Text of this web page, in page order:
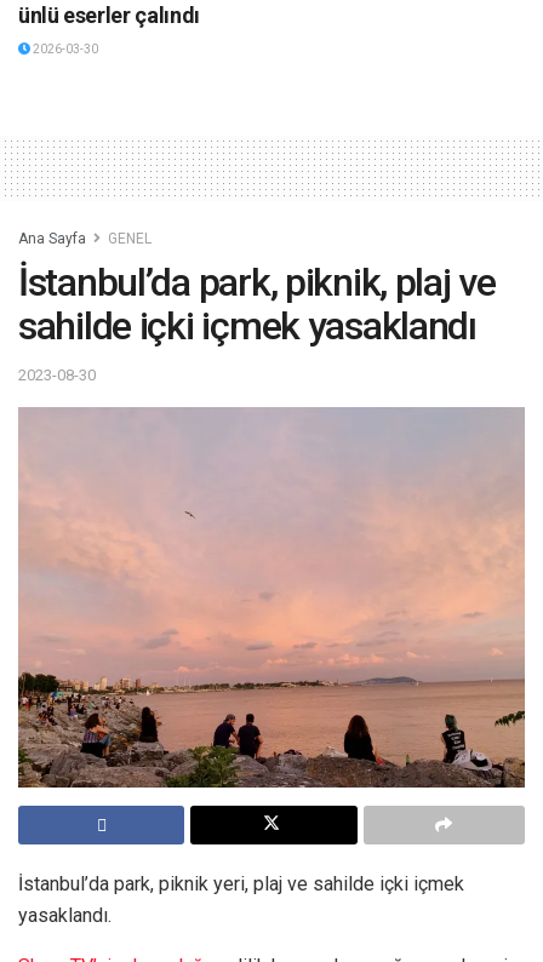
ünlü eserler çalındı
2026-03-30
Ana Sayfa GENEL
İstanbul’da park, piknik, plaj ve
sahilde içki içmek yasaklandı
2023-08-30
İstanbul’da park, piknik yeri, plaj ve sahilde içki içmek
yasaklandı.